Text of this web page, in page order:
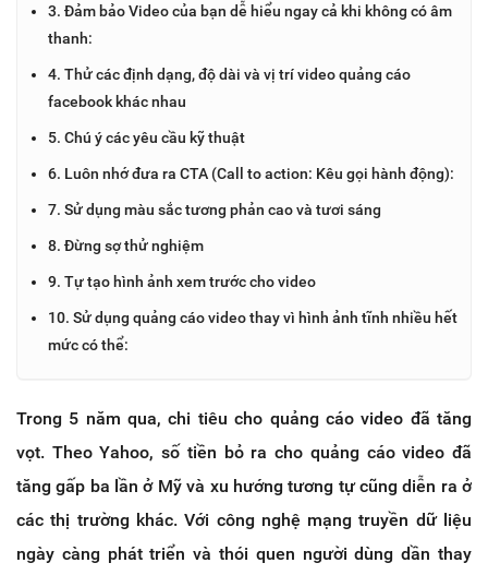
3. Đảm bảo Video của bạn dễ hiểu ngay cả khi không có âm
thanh:
4. Thử các định dạng, độ dài và vị trí video quảng cáo
facebook khác nhau
5. Chú ý các yêu cầu kỹ thuật
6. Luôn nhớ đưa ra CTA (Call to action: Kêu gọi hành động):
7. Sử dụng màu sắc tương phản cao và tươi sáng
8. Đừng sợ thử nghiệm
9. Tự tạo hình ảnh xem trước cho video
10. Sử dụng quảng cáo video thay vì hình ảnh tĩnh nhiều hết
mức có thể:
Trong 5 năm qua, chi tiêu cho quảng cáo video đã tăng
vọt. Theo Yahoo, số tiền bỏ ra cho quảng cáo video đã
tăng gấp ba lần ở Mỹ và xu hướng tương tự cũng diễn ra ở
các thị trường khác. Với công nghệ mạng truyền dữ liệu
ngày càng phát triển và thói quen người dùng dần thay